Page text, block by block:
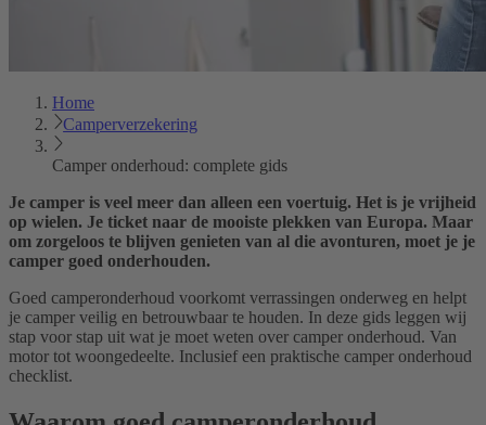
Home
Camperverzekering
Camper onderhoud: complete gids
Je camper is veel meer dan alleen een voertuig. Het is je vrijheid
op wielen. Je ticket naar de mooiste plekken van Europa. Maar
om zorgeloos te blijven genieten van al die avonturen, moet je je
camper goed onderhouden.
Goed camperonderhoud voorkomt verrassingen onderweg en helpt
je camper veilig en betrouwbaar te houden. In deze gids leggen wij
stap voor stap uit wat je moet weten over camper onderhoud. Van
motor tot woongedeelte. Inclusief een praktische camper onderhoud
checklist.